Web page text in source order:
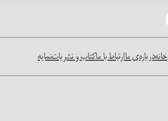
خانهدرباره‌ی ماارتباط با ماکتاب و نشریاتنمایه